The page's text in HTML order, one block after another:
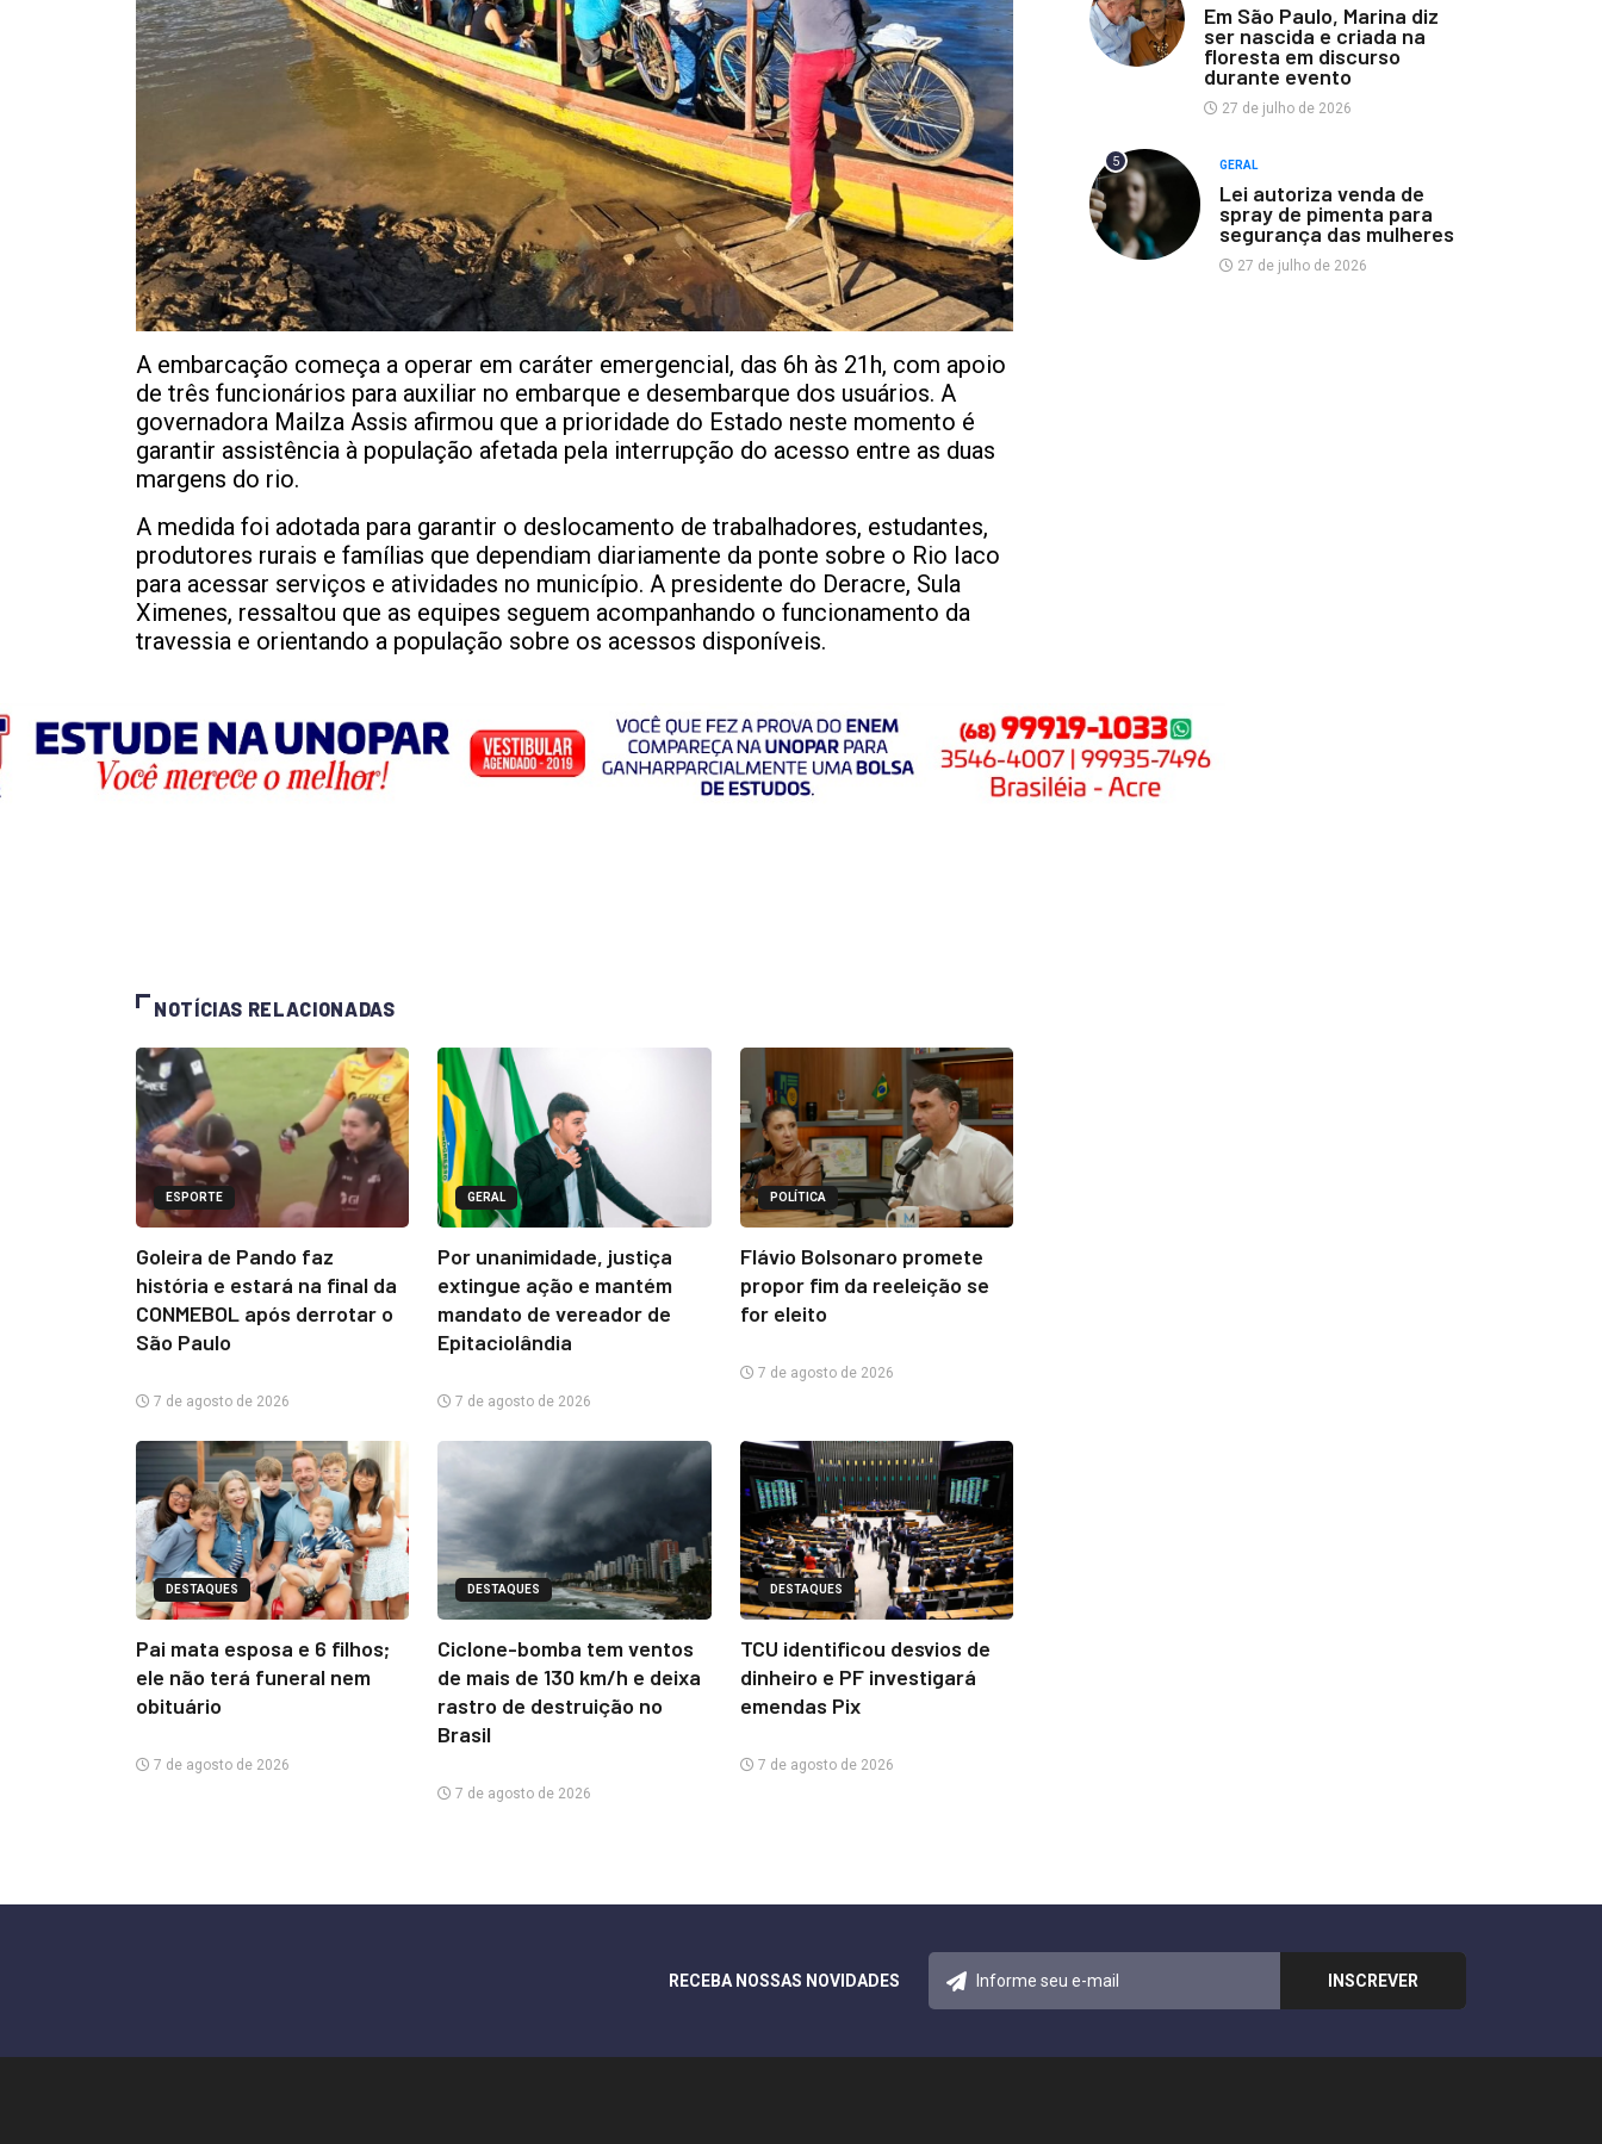
A embarcação começa a operar em caráter emergencial, das 6h às 21h, com apoio
de três funcionários para auxiliar no embarque e desembarque dos usuários. A
governadora Mailza Assis afirmou que a prioridade do Estado neste momento é
garantir assistência à população afetada pela interrupção do acesso entre as duas
margens do rio.
A medida foi adotada para garantir o deslocamento de trabalhadores, estudantes,
produtores rurais e famílias que dependiam diariamente da ponte sobre o Rio Iaco
para acessar serviços e atividades no município. A presidente do Deracre, Sula
Ximenes, ressaltou que as equipes seguem acompanhando o funcionamento da
travessia e orientando a população sobre os acessos disponíveis.
NOTÍCIAS RELACIONADAS
ESPORTE
Goleira de Pando faz
história e estará na final da
CONMEBOL após derrotar o
São Paulo
7 de agosto de 2026
GERAL
Por unanimidade, justiça
extingue ação e mantém
mandato de vereador de
Epitaciolândia
7 de agosto de 2026
POLÍTICA
Flávio Bolsonaro promete
propor fim da reeleição se
for eleito
7 de agosto de 2026
DESTAQUES
Pai mata esposa e 6 filhos;
ele não terá funeral nem
obituário
7 de agosto de 2026
DESTAQUES
Ciclone-bomba tem ventos
de mais de 130 km/h e deixa
rastro de destruição no
Brasil
7 de agosto de 2026
DESTAQUES
TCU identificou desvios de
dinheiro e PF investigará
emendas Pix
7 de agosto de 2026
Em São Paulo, Marina diz
ser nascida e criada na
floresta em discurso
durante evento
27 de julho de 2026
5 GERAL
Lei autoriza venda de
spray de pimenta para
segurança das mulheres
27 de julho de 2026
RECEBA NOSSAS NOVIDADES